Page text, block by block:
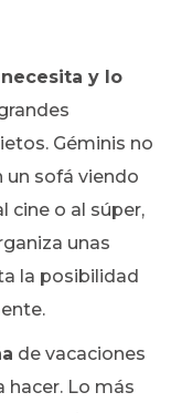
y lo
Géminis no
un sofá viendo
cine o al súper,
unas
la posibilidad
de vacaciones
hacer. Lo más